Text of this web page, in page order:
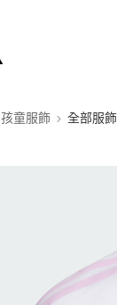
孩童服飾 全部服飾